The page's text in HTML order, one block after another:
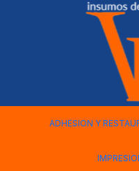
ADHESION Y
ADHESION Y